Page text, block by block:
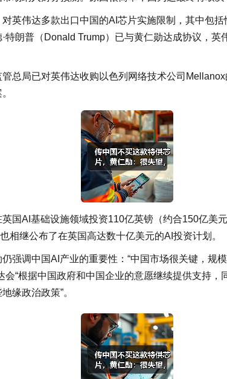
英伟达多款出口中国的AI芯片实施限制，其中包
特朗普（Donald Trump）已与黄仁勋达成协议，英
总局已对英伟达收购以色列网络技术公司
国AI基础设施领域投资110亿英镑（约合150亿美
相继公布了在英国高达数十亿美元的AI投资计划。
强调中国AI产业的重要性：“中国市场很关键，规
会“根据中国政府和中国企业的意愿继续提供支持
缘政治政策”。